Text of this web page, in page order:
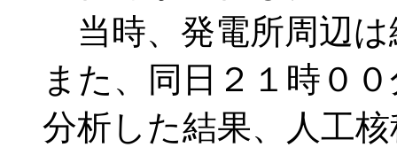
当時、発電所周辺は
また、同日２１時０
分析した結果、人工